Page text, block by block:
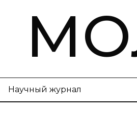
Научный журнал